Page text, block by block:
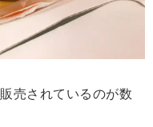
売されているのが数